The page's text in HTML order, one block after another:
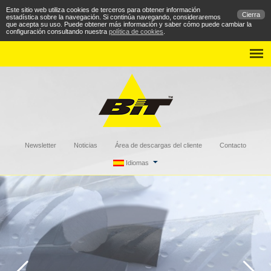
Newsletter Noticias Área de descargas del cliente Contacto
Idiomas
Cierra
Este sitio web utiliza cookies de terceros para obtener información
estadística sobre la navegación. Si continúa navegando, consideraremos
que acepta su uso. Puede obtener más información y saber cómo puede cambiar la
configuración consultando nuestra política de cookies